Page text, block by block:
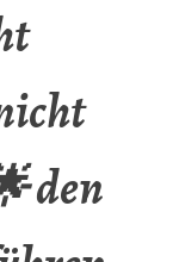
den